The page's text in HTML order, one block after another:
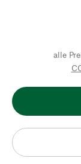
alle